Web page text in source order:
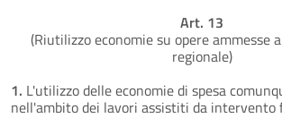
Art. 13
(Riutilizzo economie su opere ammesse
regionale)
1. L'utilizzo delle economie di spesa
nell'ambito dei lavori assistiti da intervento